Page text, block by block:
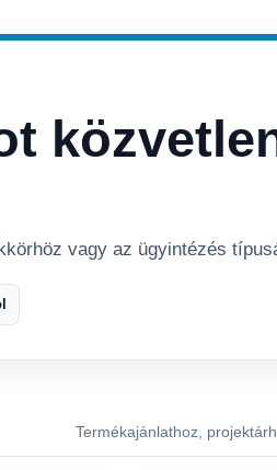
vagy az ügyintézés
Termékajánlathoz,